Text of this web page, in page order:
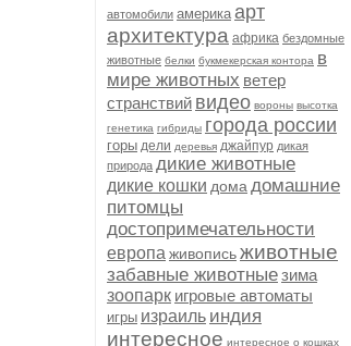
автомобили америка арт
архитектура африка бездомные
животные белки букмекерская контора в
мире животных ветер
странствий видео вороны высотка
генетика гибриды города россии
горы дели деревья джайпур дикая
природа дикие животные
дикие кошки дома домашние
питомцы
достопримечательности
европа живописьживотные
забавные животныезима
зоопарк игровые автоматы
игры израиль индия
интересное интересное о кошках